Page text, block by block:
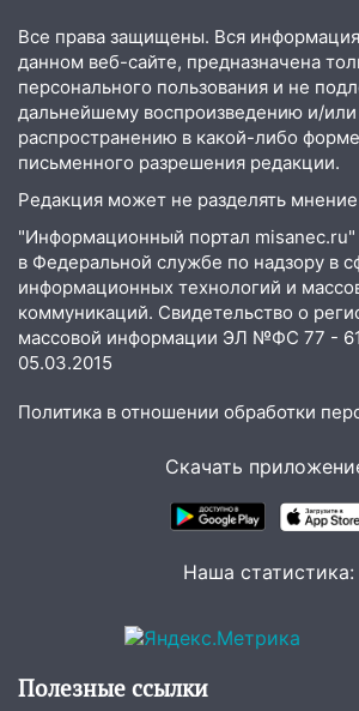
Все права защищены. Вся
данном веб-сайте, предназначена
персонального пользования и не
дальнейшему воспроизведению и/или
распространению в какой-либо
письменного разрешения редакции.
Редакция может не разделять мнение
"Информационный портал misanec.ru"
в Федеральной службе по надзору в
информационных технологий и
коммуникаций. Свидетельство о
массовой информации ЭЛ №ФС 77 -
05.03.2015
Политика в отношении обработки
Скачать
Наша статистика:
Полезные ссылки